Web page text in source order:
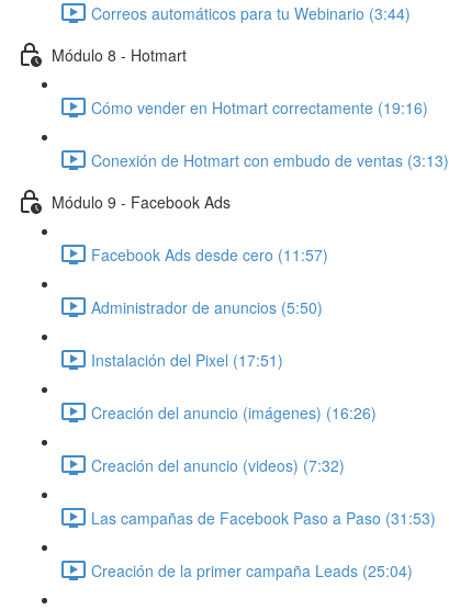
Correos automáticos para tu Webinario (3:44)
Módulo 8 - Hotmart
Cómo vender en Hotmart correctamente (19:16)
Conexión de Hotmart con embudo de ventas (3:13)
Módulo 9 - Facebook Ads
Facebook Ads desde cero (11:57)
Administrador de anuncios (5:50)
Instalación del Pixel (17:51)
Creación del anuncio (imágenes) (16:26)
Creación del anuncio (videos) (7:32)
Las campañas de Facebook Paso a Paso (31:53)
Creación de la primer campaña Leads (25:04)